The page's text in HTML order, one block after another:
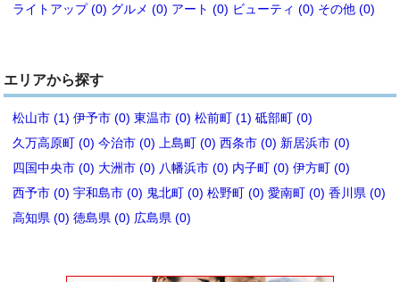
ライトアップ (0) グルメ (0) アート (0) ビューティ (0) その他 (0)
エリアから探す
松山市 (1) 伊予市 (0) 東温市 (0) 松前町 (1) 砥部町 (0)
久万高原町 (0) 今治市 (0) 上島町 (0) 西条市 (0) 新居浜市 (0)
四国中央市 (0) 大洲市 (0) 八幡浜市 (0) 内子町 (0) 伊方町 (0)
西予市 (0) 宇和島市 (0) 鬼北町 (0) 松野町 (0) 愛南町 (0) 香川県 (0)
高知県 (0) 徳島県 (0) 広島県 (0)